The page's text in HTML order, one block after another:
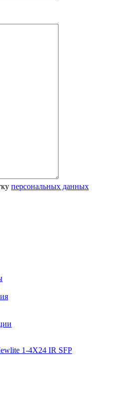
персональных данных
1-4X24 IR SFP